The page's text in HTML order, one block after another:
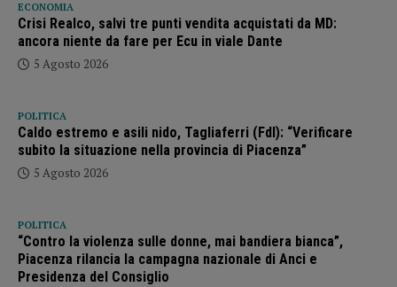
ECONOMIA
Crisi Realco, salvi tre punti vendita acquistati da MD:
ancora niente da fare per Ecu in viale Dante
5 Agosto 2026
POLITICA
Caldo estremo e asili nido, Tagliaferri (FdI): “Verificare
subito la situazione nella provincia di Piacenza”
5 Agosto 2026
POLITICA
“Contro la violenza sulle donne, mai bandiera bianca”,
Piacenza rilancia la campagna nazionale di Anci e
Presidenza del Consiglio